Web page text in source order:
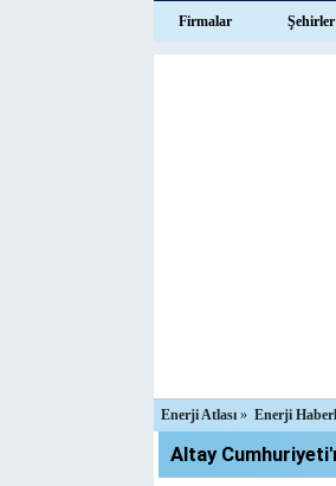
Firmalar Şehirler
Enerji Atlası » Enerji
Altay